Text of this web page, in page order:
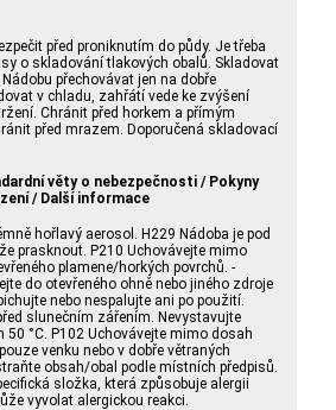
před proniknutím do půdy. Je třeba
o skladování tlakových obalů. Skladovat
přechovávat jen na dobře
v chladu, zahřátí vede ke zvýšení
Chránit před horkem a přímým
před mrazem. Doporučená skladovací
věty o nebezpečnosti / Pokyny
/ Další informace
hořlavý aerosol. H229 Nádoba je pod
prasknout. P210 Uchovávejte mimo
plamene/horkých povrchů. -
do otevřeného ohně nebo jiného zdroje
nebo nespalujte ani po použití.
slunečním zářením. Nevystavujte
°C. P102 Uchovávejte mimo dosah
venku nebo v dobře větraných
obsah/obal podle místních předpisů.
složka, která způsobuje alergii
vyvolat alergickou reakci.